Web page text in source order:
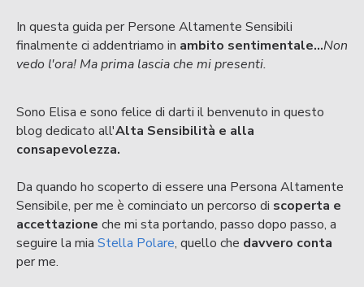
In questa guida per Persone Altamente Sensibili
finalmente ci addentriamo in ambito sentimentale...Non
vedo l'ora! Ma prima lascia che mi presenti.
Sono Elisa e sono felice di darti il benvenuto in questo
blog dedicato all'Alta Sensibilità e alla
consapevolezza.
Da quando ho scoperto di essere una Persona Altamente
Sensibile, per me è cominciato un percorso di scoperta e
accettazione che mi sta portando, passo dopo passo, a
seguire la mia Stella Polare, quello che davvero conta
per me.